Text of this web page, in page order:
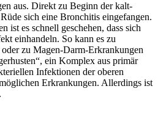
aus. Direkt zu Beginn der kalt-
sich eine Bronchitis eingefangen.
ist es schnell geschehen, dass sich
einhandeln. So kann es zu
zu Magen-Darm-Erkrankungen
ein Komplex aus primär
Infektionen der oberen
Erkrankungen. Allerdings ist